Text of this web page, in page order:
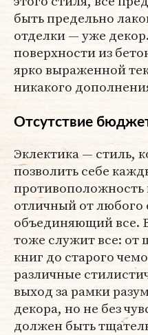
быть предельно
отделки — уже
поверхности из
ярко выраженной
никакого
Отсутствие
Эклектика — стиль,
позволить себе
отличный от любого
объединяющий все.
тоже служит все: от
книг до старого
различные
выход за рамки
декора, но не без
должен быть